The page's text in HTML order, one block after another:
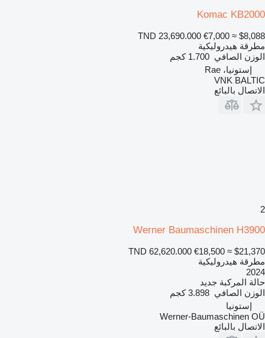
Komac KB2000
TND 23,690.000 €7,000 ≈ $8,088
مطرقة هيدروليكية
الوزن الصافي 1.700 كجم
إستونيا، Rae
VNK BALTIC
الاتصال بالبائع
2
Werner Baumaschinen H3900
TND 62,620.000 €18,500 ≈ $21,370
مطرقة هيدروليكية
2024
حالة المركبة جديد
الوزن الصافي 3.898 كجم
إستونيا
Werner-Baumaschinen OÜ
الاتصال بالبائع